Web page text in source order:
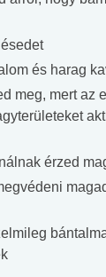
és harag
meg, mert az
érzed